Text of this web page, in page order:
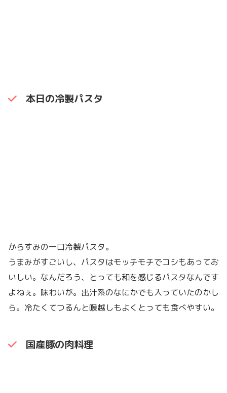
本日の冷製パスタ
からすみの一口冷製パスタ。
うまみがすごいし、パスタはモッチモチでコシもあってお
いしい。なんだろう、とっても和を感じるパスタなんです
よねぇ。味わいが。出汁系のなにかでも入っていたのかし
ら。冷たくてつるんと喉越しもよくとっても食べやすい。
国産豚の肉料理